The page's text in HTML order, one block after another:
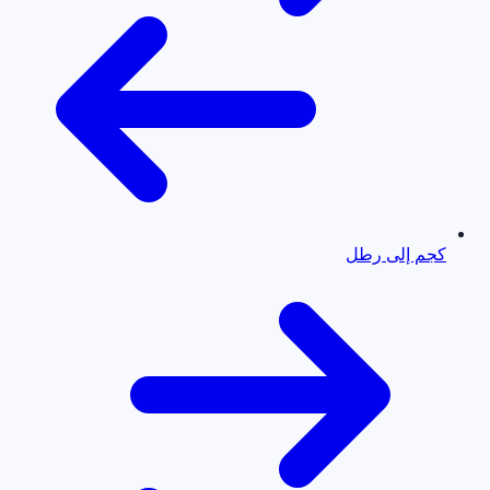
كجم إلى رطل